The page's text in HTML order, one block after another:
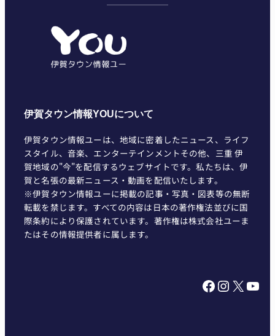
伊賀タウン情報ユーは、地域に密着したニュース、ライフ
スタイル、音楽、エンターテインメントその他、三重 伊
賀地域の"今"を配信するウェブサイトです。私たちは、伊
賀と名張の最新ニュース・動画を配信いたします。
※伊賀タウン情報ユーに掲載の記事・写真・図表等の無断
転載を禁じます。すべての内容は日本の著作権法並びに国
際条約により保護されています。著作権は株式会社ユーま